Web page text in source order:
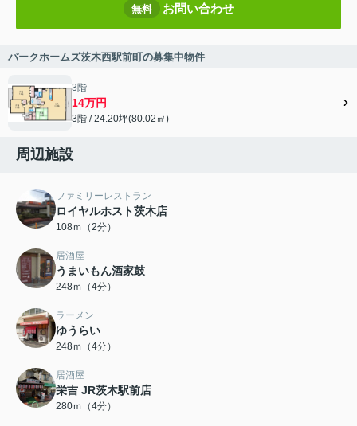
無料 お問い合わせ
パークホームズ茨木西駅前町の募集中物件
3階
14万円
3階 / 24.20坪(80.02㎡)
周辺施設
ファミリーレストラン
ロイヤルホスト茨木店
108ｍ（2分）
居酒屋
うまいもん酒家鼓
248ｍ（4分）
ラーメン
ゆうらい
248ｍ（4分）
居酒屋
栄吉 JR茨木駅前店
280ｍ（4分）